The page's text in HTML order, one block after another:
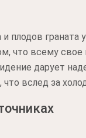
плодов
что всему
дарует
вслед за